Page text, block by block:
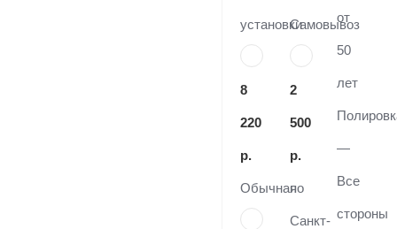
установки
8
220
р.
Обычная
Самовывоз
2
500
р.
по
Санкт-
от
50
лет
—
Все
стороны